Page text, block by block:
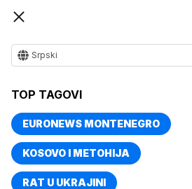
Srpski
TOP TAGOVI
EURONEWS MONTENEGRO
KOSOVO I METOHIJA
RAT U UKRAJINI
TOP TAGOVI